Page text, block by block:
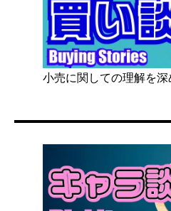
小売に関しての理解を深